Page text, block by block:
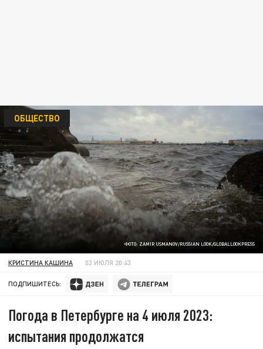
ФОТО: ZAMIR USMANOV/RUSSIAN LOOK/GLOBALLOOKPRESS
ОБЩЕСТВО
КРИСТИНА КАШИНА 03 ИЮЛЯ 20:43
ПОДПИШИТЕСЬ:
Погода в Петербурге на 4 июля 2023:
испытания продолжатся